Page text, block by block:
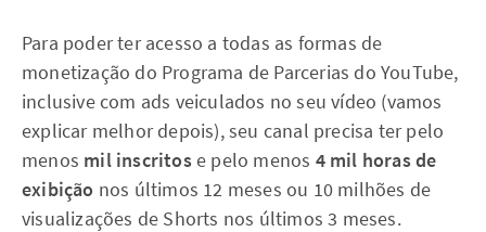
Para poder ter acesso a todas as formas de
monetização do Programa de Parcerias do YouTube,
inclusive com ads veiculados no seu vídeo (vamos
explicar melhor depois), seu canal precisa ter pelo
menos mil inscritose pelo menos 4 mil horas de
exibição nos últimos 12 meses ou 10 milhões de
visualizações de Shorts nos últimos 3 meses.